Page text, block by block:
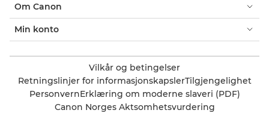
Om Canon
Min konto
Vilkår og betingelser
Retningslinjer for informasjonskapslerTilgjengelighet
PersonvernErklæring om moderne slaveri (PDF)
Canon Norges Aktsomhetsvurdering